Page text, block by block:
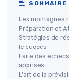
SOMMAIRE
Les montagnes
Préparation et
Stratégies de
le succès
Faire des
apprises
L'art de la